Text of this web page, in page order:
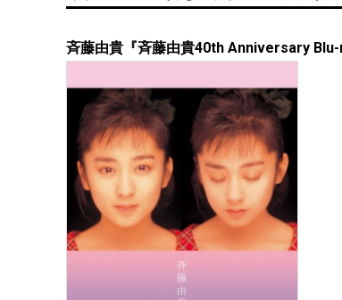
斉藤由貴『斉藤由貴40th Anniversary Blu-